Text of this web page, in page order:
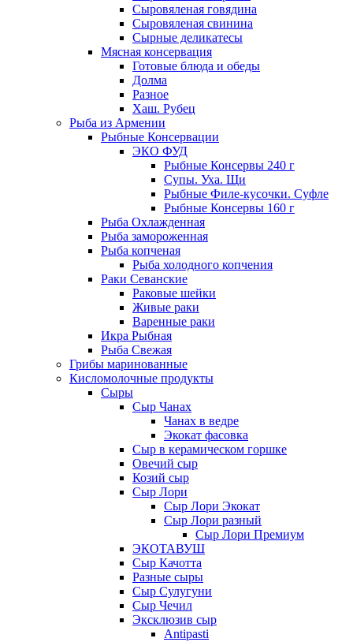
Сыровяленая говядина
Сыровяленая свинина
Сырные деликатесы
Мясная консервация
Готовые блюда и обеды
Долма
Разное
Хаш. Рубец
Рыба из Армении
Рыбные Консервации
ЭКО ФУД
Рыбные Консервы 240 г
Супы. Уха. Щи
Рыбные Филе-кусочки. Суфле
Рыбные Консервы 160 г
Рыба Охлажденная
Рыба замороженная
Рыба копченая
Рыба холодного копчения
Раки Севанские
Раковые шейки
Живые раки
Варенные раки
Икра Рыбная
Рыба Свежая
Грибы маринованные
Кисломолочные продукты
Сыры
Сыр Чанах
Чанах в ведре
Экокат фасовка
Сыр в керамическом горшке
Овечий сыр
Козий сыр
Сыр Лори
Сыр Лори Экокат
Сыр Лори разный
Сыр Лори Премиум
ЭКОТАВУШ
Сыр Качотта
Разные сыры
Сыр Сулугуни
Сыр Чечил
Эксклюзив сыр
Antipasti